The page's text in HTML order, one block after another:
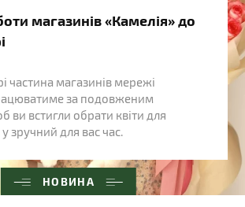
НОВИНА
магазинів «Камелія» до
частина магазинів мережі
за подовженим
ви встигли обрати квіти для
зручний для вас час.